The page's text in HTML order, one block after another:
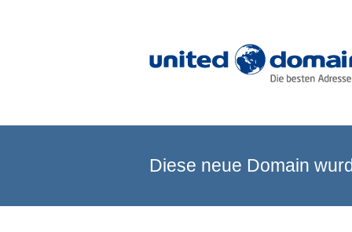
Diese neue Domain